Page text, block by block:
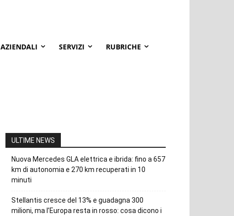
AZIENDALI SERVIZI RUBRICHE
ULTIME NEWS
Nuova Mercedes GLA elettrica e ibrida: fino a 657
km di autonomia e 270 km recuperati in 10
minuti
Stellantis cresce del 13% e guadagna 300
milioni, ma l’Europa resta in rosso: cosa dicono i